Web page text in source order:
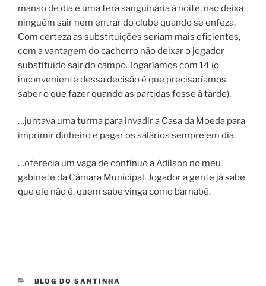
manso de dia e uma fera sanguinária à noite, não deixa
ninguém sair nem entrar do clube quando se enfeza.
Com certeza as substituições seriam mais eficientes,
com a vantagem do cachorro não deixar o jogador
substituído sair do campo. Jogaríamos com 14 (o
inconveniente dessa decisão é que precisaríamos
saber o que fazer quando as partidas fosse à tarde).
…juntava uma turma para invadir a Casa da Moeda para
imprimir dinheiro e pagar os salários sempre em dia.
…oferecia um vaga de contínuo a Adilson no meu
gabinete da Câmara Municipal. Jogador a gente já sabe
que ele não é, quem sabe vinga como barnabé.
CATEGORIAS
BLOG DO SANTINHA